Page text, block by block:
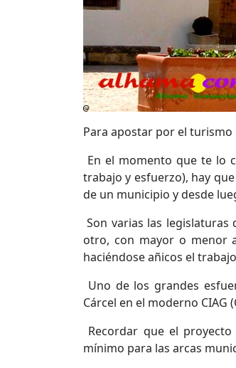
Para apostar por el turismo
En el momento que te lo
trabajo y esfuerzo), hay
de un municipio y desde
Son varias las
otro, con mayor o menor
haciéndose añicos el
Uno de los grandes
Cárcel en el moderno
Recordar que el
mínimo para las arcas